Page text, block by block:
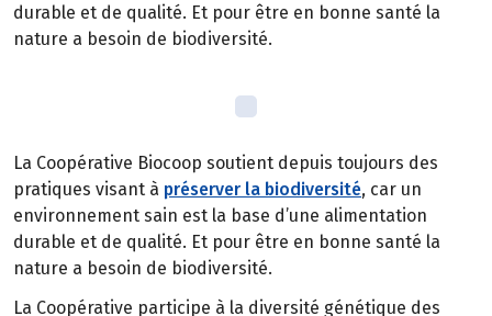
durable et de qualité. Et pour être en bonne santé la
nature a besoin de biodiversité.
La Coopérative Biocoop soutient depuis toujours des
pratiques visant à préserver la biodiversité, car un
environnement sain est la base d’une alimentation
durable et de qualité. Et pour être en bonne santé la
nature a besoin de biodiversité.
La Coopérative participe à la diversité génétique des